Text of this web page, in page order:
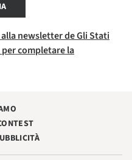
newsletter de Gli Stati
completare la